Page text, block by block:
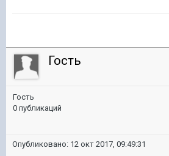
Гость
Гость
0 публикаций
Опубликовано: 12 окт 2017, 09:49:31